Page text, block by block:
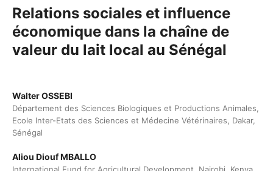
Relations sociales et influence
économique dans la chaîne de
valeur du lait local au Sénégal
Walter OSSEBI
Département des Sciences Biologiques et Productions Animales,
Ecole Inter-Etats des Sciences et Médecine Vétérinaires, Dakar,
Sénégal
Aliou Diouf MBALLO